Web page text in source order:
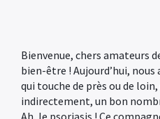
Bienvenue, chers amateurs
bien-être ! Aujourd’hui,
qui touche de près ou de
indirectement, un bon
Ah, le psoriasis ! Ce